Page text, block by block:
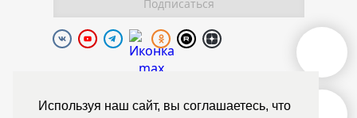
Используя наш сайт, вы соглашаетесь, что
Полиуретановая долина.